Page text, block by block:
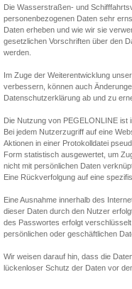
Die Wasserstraßen- und
personenbezogenen Daten sehr
Daten erheben und wie wir sie
gesetzlichen Vorschriften über den
werden.
Im Zuge der Weiterentwicklung
verbessern, können auch
Datenschutzerklärung ab und zu
Die Nutzung von PEGELONLINE ist
Bei jedem Nutzerzugriff auf eine
Aktionen in einer Protokolldatei
Form statistisch ausgewertet, um
nicht mit persönlichen Daten
Eine Rückverfolgung auf eine
Eine Ausnahme innerhalb des
dieser Daten durch den Nutzer
des Passwortes erfolgt
persönlichen oder geschäftlichen
Wir weisen darauf hin, dass die
lückenloser Schutz der Daten vor